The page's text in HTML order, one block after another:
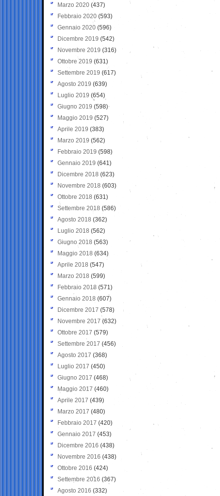
Marzo 2020 (437)
Febbraio 2020 (593)
Gennaio 2020 (596)
Dicembre 2019 (542)
Novembre 2019 (316)
Ottobre 2019 (631)
Settembre 2019 (617)
Agosto 2019 (639)
Luglio 2019 (654)
Giugno 2019 (598)
Maggio 2019 (527)
Aprile 2019 (383)
Marzo 2019 (562)
Febbraio 2019 (598)
Gennaio 2019 (641)
Dicembre 2018 (623)
Novembre 2018 (603)
Ottobre 2018 (631)
Settembre 2018 (586)
Agosto 2018 (362)
Luglio 2018 (562)
Giugno 2018 (563)
Maggio 2018 (634)
Aprile 2018 (547)
Marzo 2018 (599)
Febbraio 2018 (571)
Gennaio 2018 (607)
Dicembre 2017 (578)
Novembre 2017 (632)
Ottobre 2017 (579)
Settembre 2017 (456)
Agosto 2017 (368)
Luglio 2017 (450)
Giugno 2017 (468)
Maggio 2017 (460)
Aprile 2017 (439)
Marzo 2017 (480)
Febbraio 2017 (420)
Gennaio 2017 (453)
Dicembre 2016 (438)
Novembre 2016 (438)
Ottobre 2016 (424)
Settembre 2016 (367)
Agosto 2016 (332)